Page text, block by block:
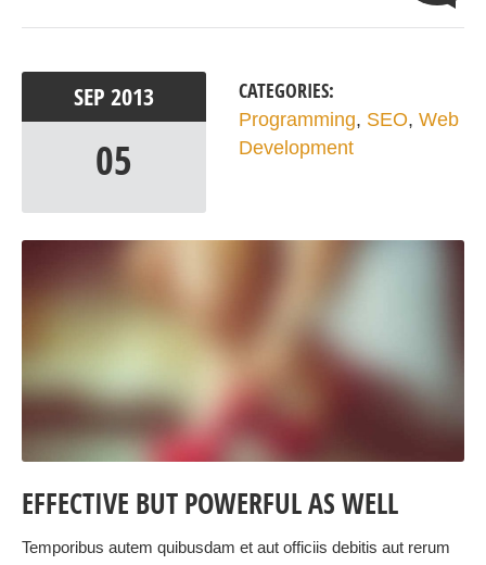
SEP 2013
05
CATEGORIES:
Programming, SEO, Web
Development
EFFECTIVE BUT POWERFUL AS WELL
Temporibus autem quibusdam et aut officiis debitis aut rerum